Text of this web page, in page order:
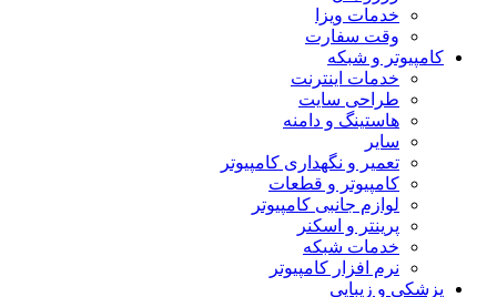
خدمات ویزا
وقت سفارت
کامپیوتر و شبکه
خدمات اینترنت
طراحی سایت
هاستینگ و دامنه
سایر
تعمیر و نگهداری کامپیوتر
کامپیوتر و قطعات
لوازم جانبی کامپیوتر
پرینتر و اسکنر
خدمات شبکه
نرم افزار کامپیوتر
پزشکی و زیبایی